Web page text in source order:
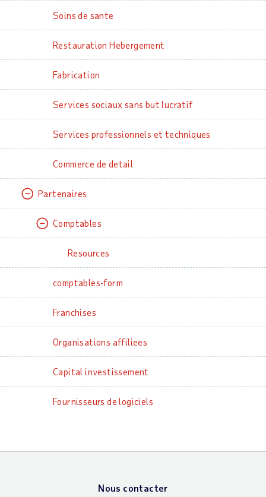
Soins de sante
Restauration Hebergement
Fabrication
Services sociaux sans but lucratif
Services professionnels et techniques
Commerce de detail
Partenaires
Comptables
Resources
comptables-form
Franchises
Organisations affiliees
Capital investissement
Fournisseurs de logiciels
Nous contacter